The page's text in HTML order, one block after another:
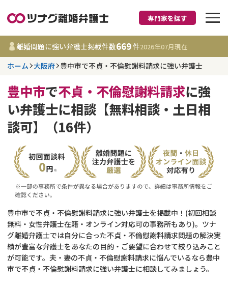
離婚に強い弁護士
大阪府
事務所 669
件
更新日 :2026年07月31日
離婚前相談
DV
不貞・不倫慰謝料請求
養育費問題
費用相場
財産分与
養育費
離婚裁判
専門家を探す
離婚問題に強い弁護士掲載件数669件2026年07月現在
ホーム 大阪府 豊中市で不貞・不倫慰謝料請求に強い弁護士
豊中市で不貞・不倫慰謝料請求に強
い弁護士に相談【無料相談・土日相
談可】（16件）
豊中市で不貞・不倫慰謝料請求に強い弁護士を掲載中！(初回相談
無料・女性弁護士在籍・オンライン対応可の事務所もあり)。ツナ
グ離婚弁護士では自分に合った不貞・不倫慰謝料請求問題の解決実
績が豊富な弁護士をあなたの目的・ご要望に合わせて絞り込みこと
が可能です。夫・妻の不貞・不倫慰謝料請求に悩んでいるなら豊中
市で不貞・不倫慰謝料請求に強い弁護士に相談してみましょう。